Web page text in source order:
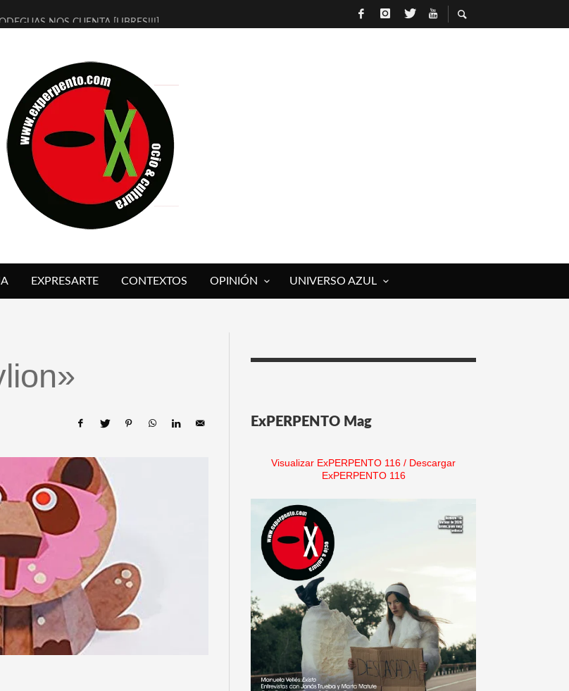
NOS CUENTA [LIBRES!!!]
DE JUAN GUERRERO ZAMORA
DEL DIRECTOR TEATRAL CLAUDIO TOLCACHIR
NADA) DE LA KATARSIS DEL TOMATAZO
EN #EXVITA
REINVENTAN [BITÁCORA 3.0] EN EXVITA
PRESENTA EN EXVITA [RELATIVA SENCILLEZ]
EN EXVITA INTERPRETANDO A SERRAT
EXPRESARTE CONTEXTOS OPINIÓN UNIVERSO AZUL
ExPERPENTO Mag
Visualizar ExPERPENTO 116 / Descargar
ExPERPENTO 116